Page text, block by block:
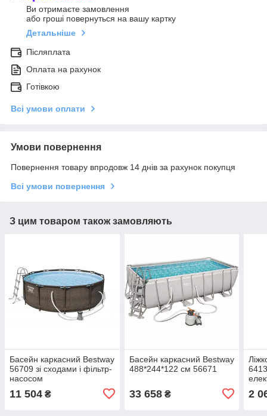
Ви отримаєте замовлення
або гроші повернуться на вашу картку
Детальніше
Післяплата
Оплата на рахунок
Готівкою
Всі умови оплати
Умови повернення
Повернення товару впродовж 14 днів за рахунок покупця
Всі умови повернення
З цим товаром також замовляють
Басейн каркасний Bestway
56709 зі сходами і фільтр-
насосом
11 504 ₴
Басейн каркасний Bestway
488*244*122 см 56671
33 658₴ 2